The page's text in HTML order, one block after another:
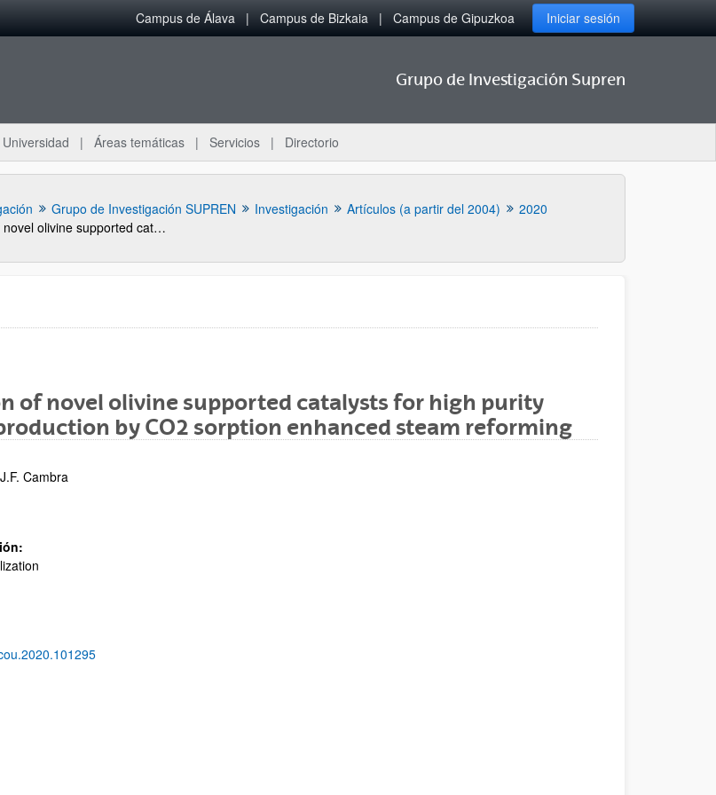
Campus de Álava Campus de Bizkaia Campus de Gipuzkoa Iniciar sesión
Grupo de Investigación Supren
Áreas temáticas Servicios Directorio
Grupo de Investigación SUPREN Investigación Artículos (a partir del 2004)
2020
Comparison of novel olivine supported catalysts for high purity hydrogen production by CO2 sorption enhanced steam reforming
of novel olivine supported catalysts for high purity
by CO2 sorption enhanced steam reforming
Cambra